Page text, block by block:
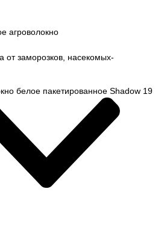
агроволокно
от заморозков, насекомых-
белое пакетированное Shadow 19